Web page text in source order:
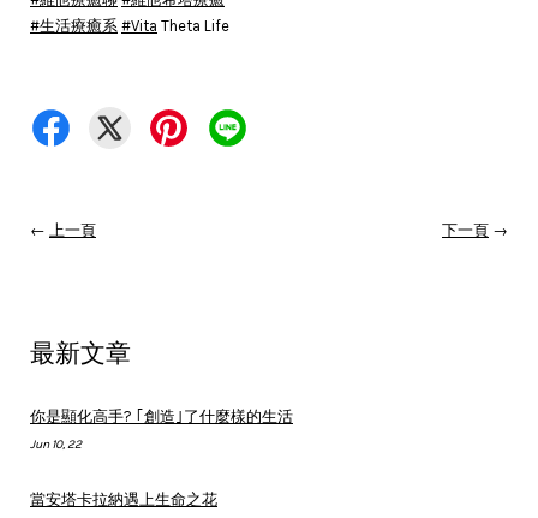
#生活療癒系 #Vita Theta Life
← 上一頁 下一頁 →
最新文章
你是顯化高手? ｢創造｣了什麼樣的生活
Jun 10, 22
當安塔卡拉納遇上生命之花